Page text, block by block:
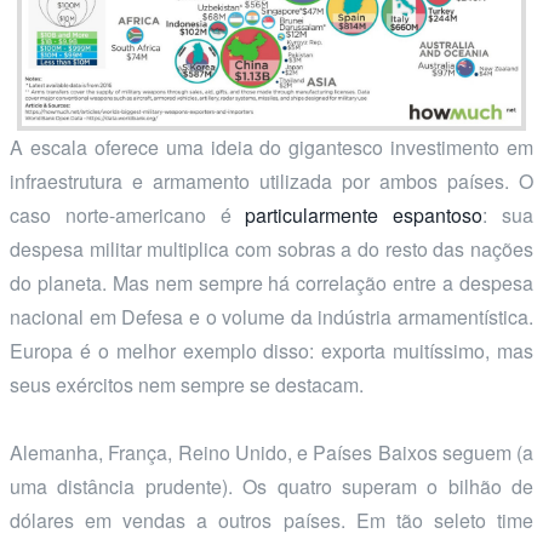
A escala oferece uma ideia do gigantesco investimento em
infraestrutura e armamento utilizada por ambos países. O
caso norte-americano éparticularmente espantoso: sua
despesa militar multiplica com sobras a do resto das nações
do planeta. Mas nem sempre há correlação entre a despesa
nacional em Defesa e o volume da indústria armamentística.
Europa é o melhor exemplo disso: exporta muitíssimo, mas
seus exércitos nem sempre se destacam.
Alemanha, França, Reino Unido, e Países Baixos seguem (a
uma distância prudente). Os quatro superam o bilhão de
dólares em vendas a outros países. Em tão seleto time